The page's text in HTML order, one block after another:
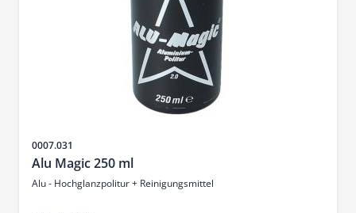
Sku
0007.031
Alu Magic 250 ml
Alu - Hochglanzpolitur + Reinigungsmittel